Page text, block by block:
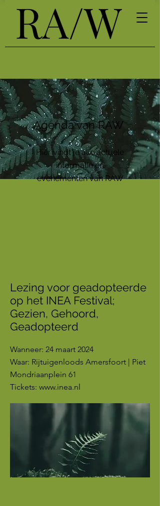
Agenda van RAW
Hier vindt je alle actuele
informatie en
evenementen van RAW
Lezing voor geadopteerde
op het INEA Festival;
Gezien, Gehoord,
Geadopteerd
Wanneer: 24 maart 2024
Waar: Rijtuigenloods Amersfoort | Piet
Mondriaanplein 61
Tickets: www.inea.nl